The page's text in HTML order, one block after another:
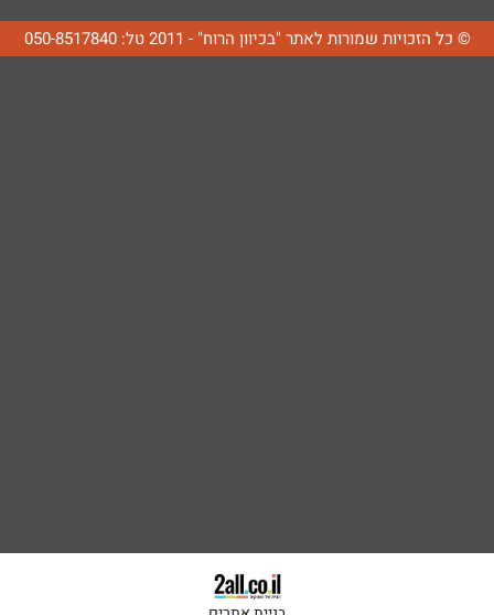
© כל הזכויות שמורות לאתר "בכיוון הרוח" - 2011 טל: 050-8517840